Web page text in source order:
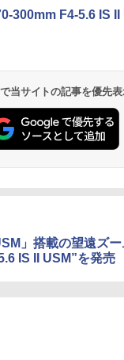
300mm F4-5.6 IS II
当サイトの記事を優先
」搭載の望遠ズ
IS II USM”を発売